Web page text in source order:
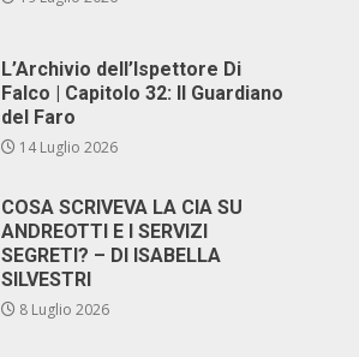
L’Archivio dell’Ispettore Di
Falco | Capitolo 32: Il Guardiano
del Faro
14 Luglio 2026
COSA SCRIVEVA LA CIA SU
ANDREOTTI E I SERVIZI
SEGRETI? – DI ISABELLA
SILVESTRI
8 Luglio 2026